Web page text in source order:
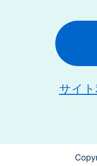
サイ